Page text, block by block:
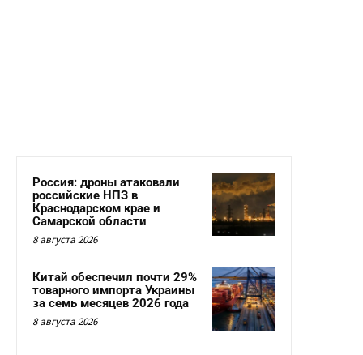
Россия: дроны атаковали
российские НПЗ в
Краснодарском крае и
Самарской области
8 августа 2026
Китай обеспечил почти 29%
товарного импорта Украины
за семь месяцев 2026 года
8 августа 2026